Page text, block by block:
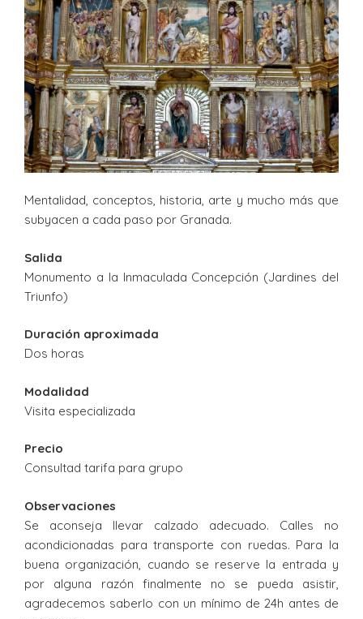
Mentalidad, conceptos, historia, arte y mucho más que
subyacen a cada paso por Granada.
Salida
Monumento a la Inmaculada Concepción (Jardines del
Triunfo)
Duración aproximada
Dos horas
Modalidad
Visita especializada
Precio
Consultad tarifa para grupo
Observaciones
Se aconseja llevar calzado adecuado. Calles no
acondicionadas para transporte con ruedas. Para la
buena organización, cuando se reserve la entrada y
por alguna razón finalmente no se pueda asistir,
agradecemos saberlo con un mínimo de 24h antes de